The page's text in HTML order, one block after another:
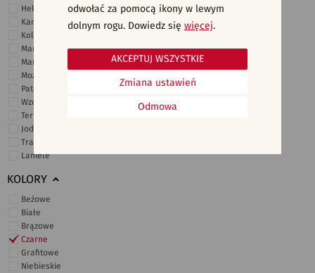
Heksagonalne
Kamień
Kolor
Marmur
Marokańskie
Mozaika
Patchwork
Wzory i motywy
Terrazzo
Jodełka
Trawertyn
Lamele
KOLORY
Beżowe
Białe
Brązowe
Czarne
Grafitowe
Niebieskie
odwołać za pomocą ikony w lewym
dolnym rogu. Dowiedz się więcej.
Odmowa
Zmiana ustawień
AKCEPTUJ WSZYSTKIE